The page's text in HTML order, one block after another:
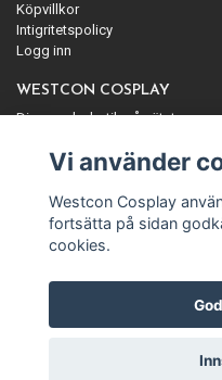
Köpvillkor
Intigritetspolicy
Logg inn
WESTCON COSPLAY
Din cosplaybutik på nätet
©
Vi använder
Westcon Cosplay
fortsätta på sidan
cookies.